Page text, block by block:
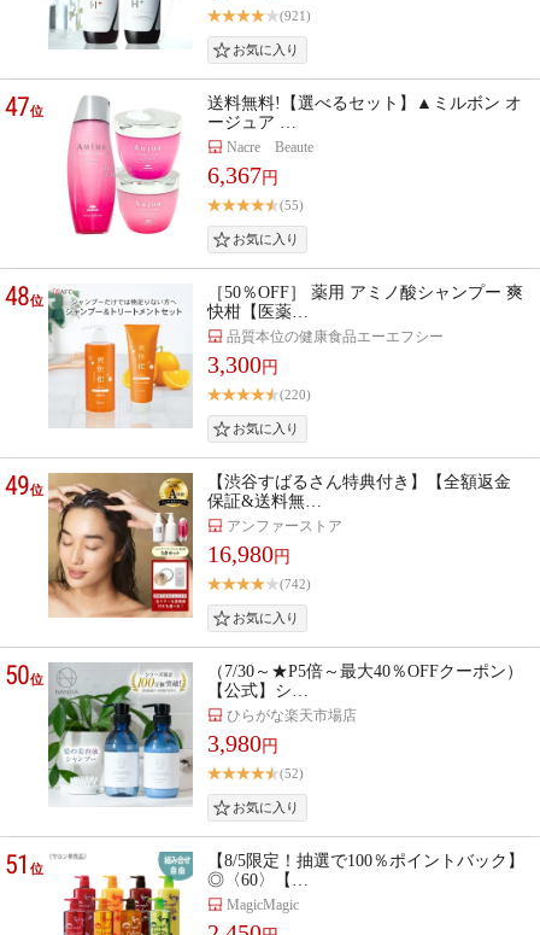
(921)
47位
送料無料!【選べるセット】▲ミルボン オ
ージュア …
Nacre Beaute
6,367円
(55)
48位
［50％OFF］ 薬用 アミノ酸シャンプー 爽
快柑【医薬…
品質本位の健康食品エーエフシー
3,300円
(220)
49位
【渋谷すばるさん特典付き】【全額返金
保証&送料無…
アンファーストア
16,980円
(742)
50位
（7/30～★P5倍～最大40％OFFクーポン）
【公式】シ…
ひらがな楽天市場店
3,980円
(52)
51位
【8/5限定！抽選で100％ポイントバック】
◎〈60〉【…
MagicMagic